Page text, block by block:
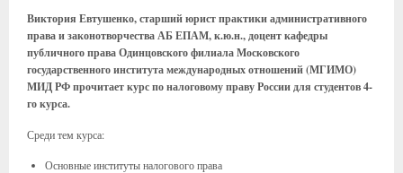
Виктория Евтушенко, старший юрист практики административного
права и законотворчества АБ ЕПАМ, к.ю.н., доцент кафедры
публичного права Одинцовского филиала Московского
государственного института международных отношений (МГИМО)
МИД РФ прочитает курс по налоговому праву России для студентов 4-
го курса.
Среди тем курса:
Основные институты налогового права